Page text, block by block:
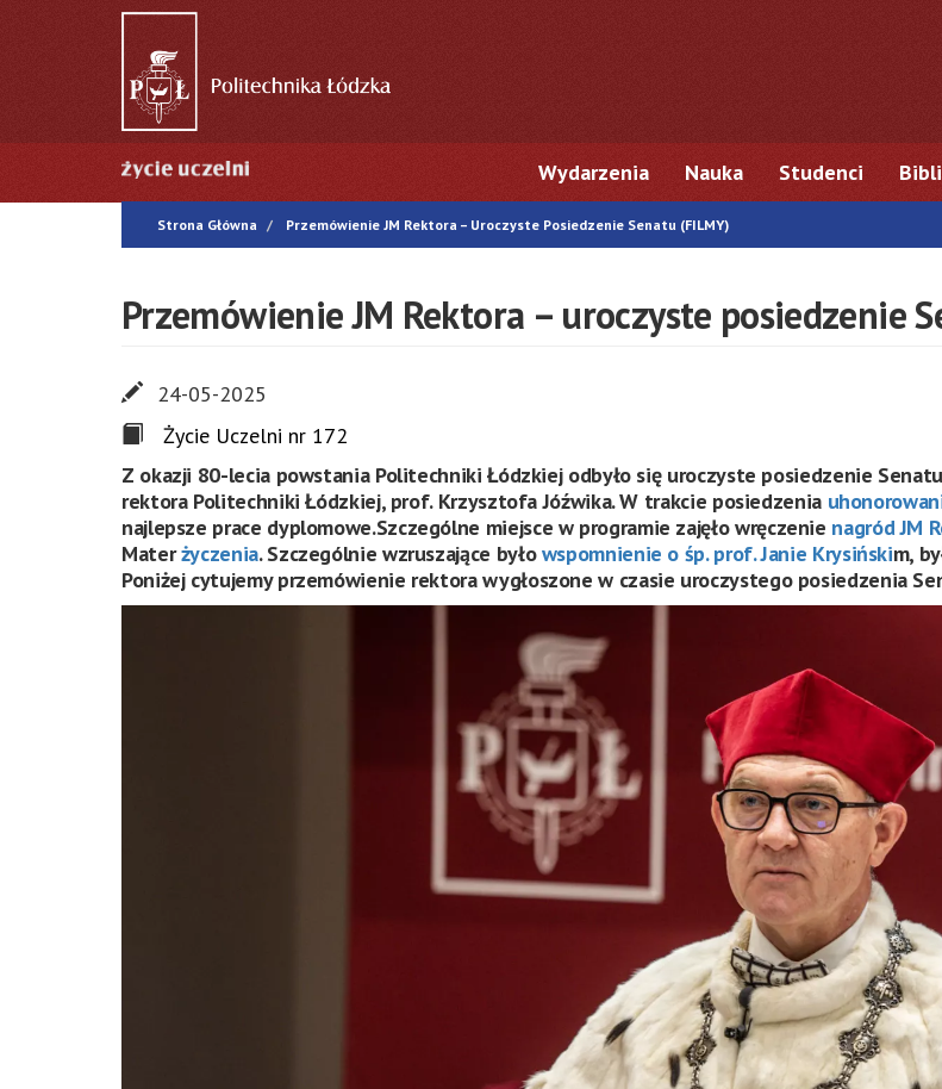
Główna
nawigacja
Wydarzenia Nauka Studenci
Strona Główna Przemówienie JM Rektora – Uroczyste Posiedzenie Senatu (FILMY)
Przemówienie JM Rektora – uroczyste posiedzenie
24-05-2025
Życie Uczelni nr 172
Z okazji 80-lecia powstania Politechniki Łódzkiej odbyło się uroczyste posiedzenie
rektora Politechniki Łódzkiej, prof. Krzysztofa Jóźwika. W trakcie posiedzenia
najlepsze prace dyplomowe.Szczególne miejsce w programie zajęło wręczenie nagród JM
Materżyczenia. Szczególnie wzruszające byłowspomnienie o śp. prof. Janie Krysińskim,
Poniżej cytujemy przemówienie rektora wygłoszone w czasie uroczystego posiedzenia